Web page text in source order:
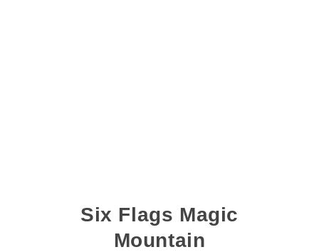
Six Flags Magic
Mountain